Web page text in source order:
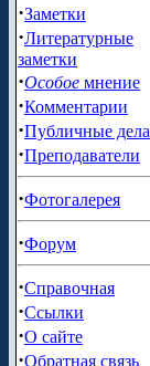
·Заметки
·Литературные
заметки
·Особое мнение
·Комментарии
·Публичные дела
·Преподаватели
·Фотогалерея
·Форум
·Справочная
·Ссылки
·О сайте
·Обратная связь